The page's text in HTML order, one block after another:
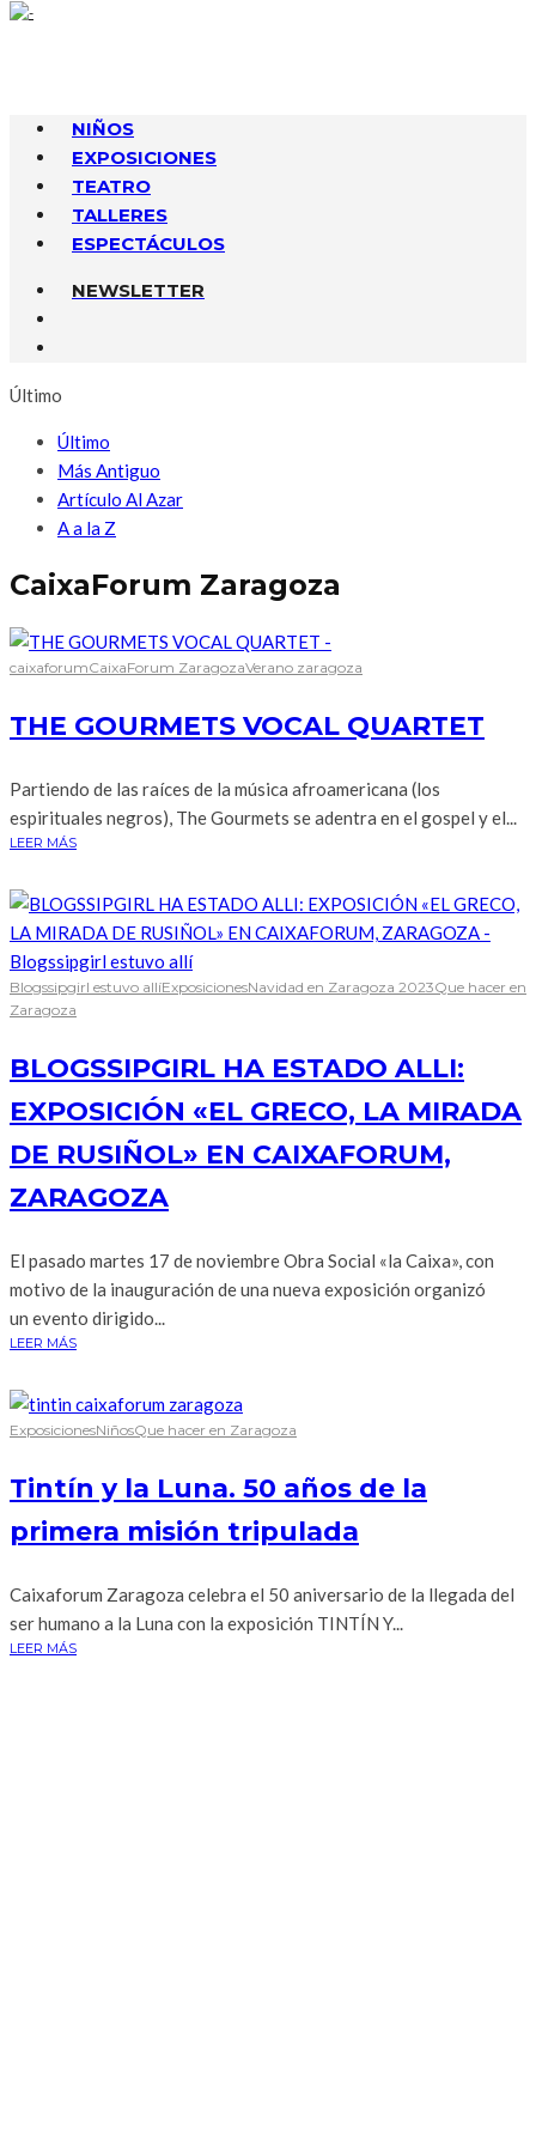
NIÑOS
EXPOSICIONES
TEATRO
TALLERES
ESPECTÁCULOS
NEWSLETTER
Último
Último
Más Antiguo
Artículo Al Azar
A a la Z
CaixaForum Zaragoza
caixaforumCaixaForum ZaragozaVerano zaragoza
THE GOURMETS VOCAL QUARTET
Partiendo de las raíces de la música afroamericana (los
espirituales negros), The Gourmets se adentra en el gospel y el...
LEER MÁS
Blogssipgirl estuvo allíExposicionesNavidad en Zaragoza 2023Que hacer en
Zaragoza
BLOGSSIPGIRL HA ESTADO ALLI:
EXPOSICIÓN «EL GRECO, LA MIRADA
DE RUSIÑOL» EN CAIXAFORUM,
ZARAGOZA
El pasado martes 17 de noviembre Obra Social «la Caixa», con
motivo de la inauguración de una nueva exposición organizó
un evento dirigido...
LEER MÁS
ExposicionesNiñosQue hacer en Zaragoza
Tintín y la Luna. 50 años de la
primera misión tripulada
Caixaforum Zaragoza celebra el 50 aniversario de la llegada del
ser humano a la Luna con la exposición TINTÍN Y...
LEER MÁS